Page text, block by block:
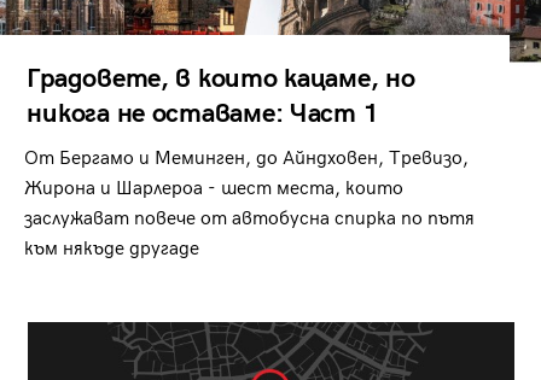
Градовете, в които кацаме, но
никога не оставаме: Част 1
От Бергамо и Меминген, до Айндховен, Тревизо,
Жирона и Шарлероа - шест места, които
заслужават повече от автобусна спирка по пътя
към някъде другаде